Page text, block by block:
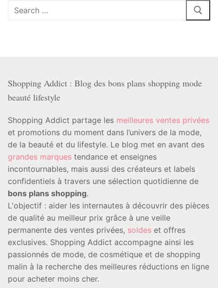
Rechercher
Shopping Addict : Blog des bons plans shopping mode
beauté lifestyle
Shopping Addict partage les meilleures ventes privées
et promotions du moment dans l’univers de la mode,
de la beauté et du lifestyle. Le blog met en avant des
grandes marques tendance et enseignes
incontournables, mais aussi des créateurs et labels
confidentiels à travers une sélection quotidienne de
bons plans shopping.
L'objectif : aider les internautes à découvrir des pièces
de qualité au meilleur prix grâce à une veille
permanente des ventes privées, soldes et offres
exclusives. Shopping Addict accompagne ainsi les
passionnés de mode, de cosmétique et de shopping
malin à la recherche des meilleures réductions en ligne
pour acheter moins cher.